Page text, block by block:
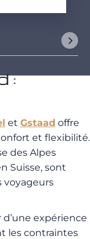
:
et Gstaad offre
et flexibilité.
des Alpes
Suisse, sont
voyageurs
expérience
les contraintes